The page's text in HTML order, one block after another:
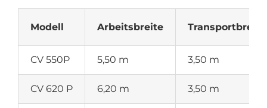
Modell Arbeitsbreite Transportbreite
CV 550P 5,50 m 3,50 m
CV 620 P 6,20 m 3,50 m